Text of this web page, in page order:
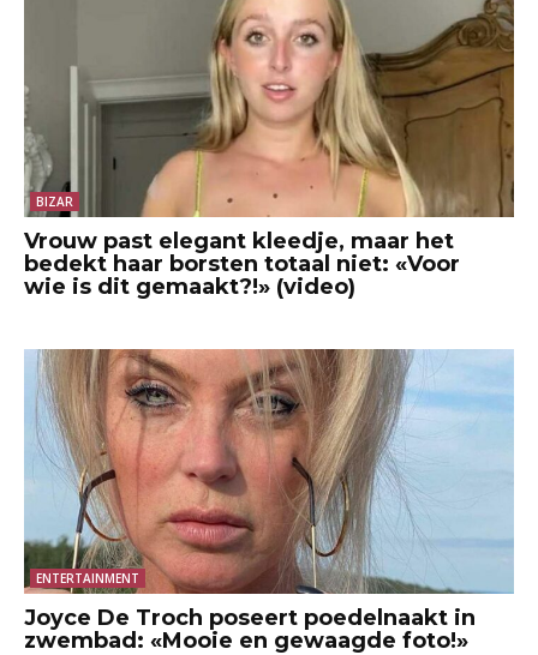
BIZAR
Vrouw past elegant kleedje, maar het
bedekt haar borsten totaal niet: «Voor
wie is dit gemaakt?!» (video)
ENTERTAINMENT
Joyce De Troch poseert poedelnaakt in
zwembad: «Mooie en gewaagde foto!»